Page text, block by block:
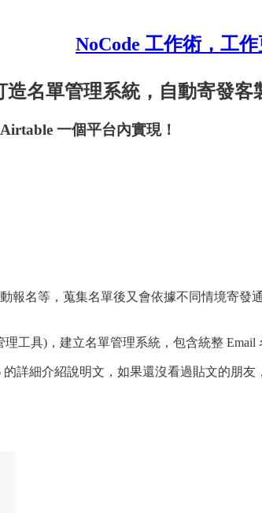
NoCode 工作術，工
名單管理系統，自動寄發客
一個平台內實現！
報名等，蒐集名單後又會依據不同情境寄
工具)，建立名單管理系統，包含統整
的詳細介紹說明文，如果還沒看過貼文的朋